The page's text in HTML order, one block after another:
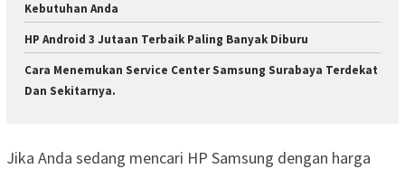
Kebutuhan Anda
HP Android 3 Jutaan Terbaik Paling Banyak Diburu
Cara Menemukan Service Center Samsung Surabaya Terdekat
Dan Sekitarnya.
Jika Anda sedang mencari HP Samsung dengan harga